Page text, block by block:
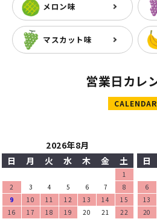
メロン味
マスカット味
営業日カレ
CALENDAR
2026年8月
日
月 火 水 木 金 土
1
2
3 4 5 6 7
8
9
10 11 12 13 14
15
16
17 18 19 20 21
22
日
6
13
20